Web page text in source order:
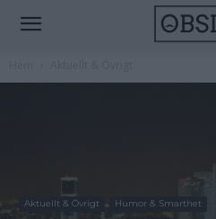
Aktuellt & Övrigt Humor & Smarthet